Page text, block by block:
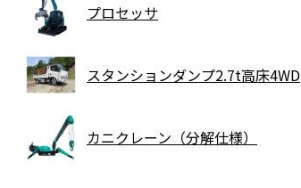
プロセッサ
スタンションダンプ2.7t高床4WD
カニクレーン（分解仕様）